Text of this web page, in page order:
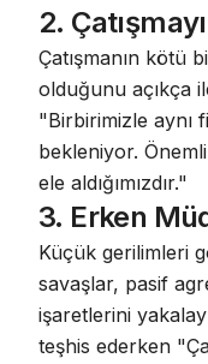
2.
Çatışmanın kötü
olduğunu açıkça
"Birbirimizle aynı
bekleniyor.
ele aldığımızdır."
3. Erken
Küçük gerilimleri
savaşlar, pasif
işaretlerini
teşhis ederken